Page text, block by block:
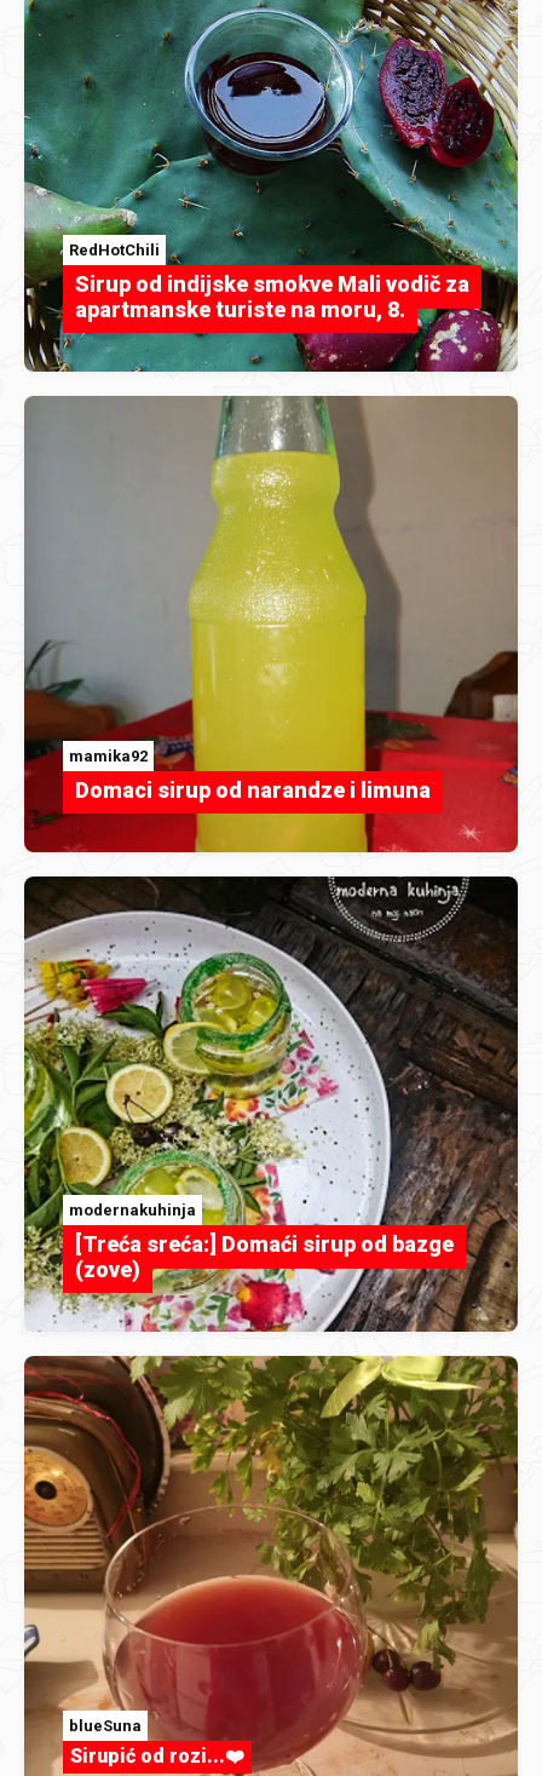
RedHotChili
Sirup od indijske smokve Mali vodič za
apartmanske turiste na moru, 8.
mamika92
Domaci sirup od narandze i limuna
modernakuhinja
[Treća sreća:] Domaći sirup od bazge
(zove)
blueSuna
Sirupić od rozi...❤️